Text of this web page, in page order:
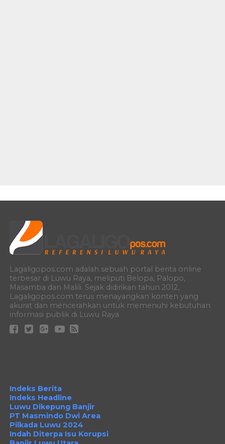
Lagaligopos.com adalah sebuah portal berita online
terbesar di Luwu Raya, meliputi Belopa, Palopo,
Masamba dan Malili. Sejak didirikan tahun 2012,
Lagaligopos.com terus menayangkan konten yang
akurat dan mencerahkan untuk memenuhi kebutuhan
informasi publik di Luwu Raya
Indeks Berita
Indeks Headline
Luwu Dikepung Banjir
PT Masmindo Dwi Area
Pilkada Luwu 2024
Indah Diterpa Isu Korupsi